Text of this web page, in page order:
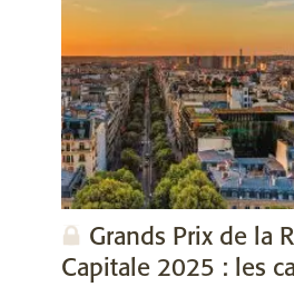
Grands Prix de la
Capitale 2025 : les